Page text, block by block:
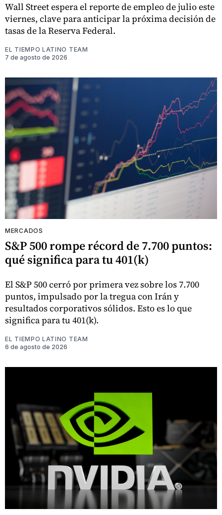
Wall Street espera el reporte de empleo de julio este
viernes, clave para anticipar la próxima decisión de
tasas de la Reserva Federal.
EL TIEMPO LATINO TEAM
7 de agosto de 2026
MERCADOS
S&P 500 rompe récord de 7.700 puntos:
qué significa para tu 401(k)
El S&P 500 cerró por primera vez sobre los 7.700
puntos, impulsado por la tregua con Irán y
resultados corporativos sólidos. Esto es lo que
significa para tu 401(k).
EL TIEMPO LATINO TEAM
6 de agosto de 2026